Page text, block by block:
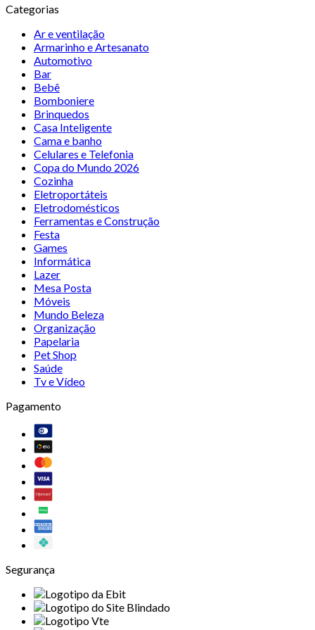
Categorias
Ar e ventilação
Armarinho e Artesanato
Automotivo
Bar
Bebê
Bomboniere
Brinquedos
Casa Inteligente
Cama e banho
Celulares e Telefonia
Copa do Mundo 2026
Cozinha
Eletroportáteis
Eletrodomésticos
Ferramentas e Construção
Festa
Games
Informática
Lazer
Mesa Posta
Móveis
Mundo Beleza
Organização
Papelaria
Pet Shop
Saúde
Tv e Vídeo
Pagamento
Segurança